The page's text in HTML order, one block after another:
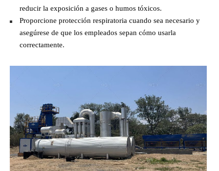
reducir la exposición a gases o humos tóxicos.
Proporcione protección respiratoria cuando sea necesario y
asegúrese de que los empleados sepan cómo usarla
correctamente.